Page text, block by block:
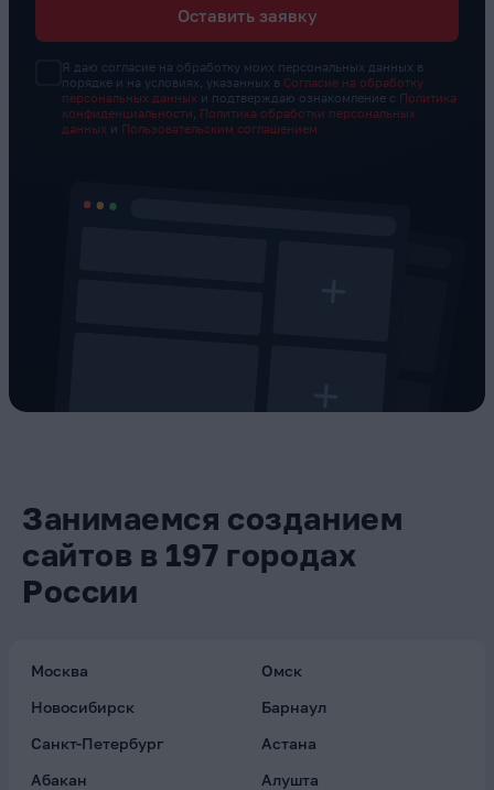
Оставить заявку
Я даю согласие на обработку моих персональных данных в
порядке и на условиях, указанных в Согласие на обработку
персональных данных и подтверждаю ознакомление с Политика
конфиденциальности
Политика обработки персональных
данных и Пользовательским соглашением
Занимаемся созданием
сайтов в 197 городах
России
Москва
Омск
Новосибирск
Барнаул
Санкт-Петербург
Астана
Абакан
Алушта